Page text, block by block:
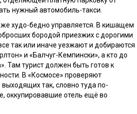
нужный автомобиль-такси.
худо-бедно управляется. В кишащем
бородой приезжих с дорогими
так или иначе уезжают и добираются
и «Балчуг-Кемпински», а кто до
Там турист должен быть готов к
В «Космосе» проверяют
так, словно туда по-
оккупировавшие отель ещё во